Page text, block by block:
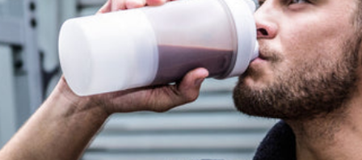
”Protein Powder“
”Overnight Oats“
”Vegan protein“
”Collagen“
”Micellar Casein“